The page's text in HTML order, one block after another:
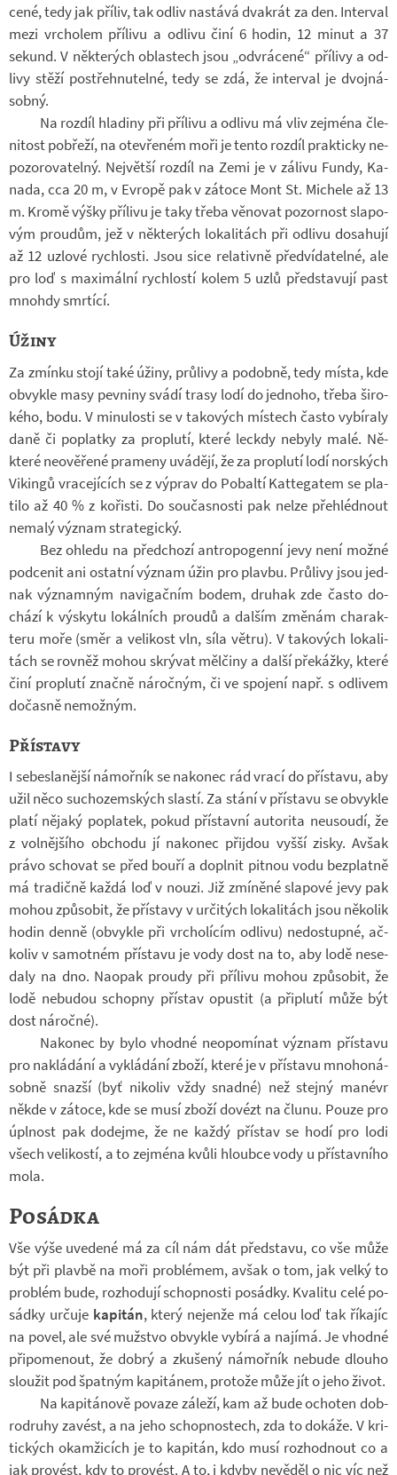
cené, tedy jak pří­liv, tak odliv na­stává dva­krát za den. In­ter­val
mezi vr­cho­lem pří­livu a od­livu činí 6 hodin, 12 minut a 37
sekund. V ně­kte­rých ob­las­tech jsou „od­vrá­cené“ pří­livy a od­
livy stěží po­střeh­nu­telné, tedy se zdá, že in­ter­val je dvoj­ná­
sobný.
Na roz­díl hla­diny při pří­livu a od­livu má vliv zejména čle­
ni­tost po­břeží, na ote­vře­ném moři je tento roz­díl prak­ticky ne­
po­zo­ro­va­telný. Nej­větší roz­díl na Zemi je v zá­livu Fundy, Ka­
nada, cca 20 m, v Ev­ropě pak v zá­toce Mont St. Mi­chele až 13
m. Kromě výšky pří­livu je taky třeba vě­no­vat po­zor­nost sla­po­
vým proudům, jež v ně­kte­rých lo­ka­li­tách při od­livu do­sa­hují
až 12 uz­lové rych­losti. Jsou sice re­la­tivně před­ví­da­telné, ale
pro loď s ma­xi­mální rych­lostí kolem 5 uzlů před­sta­vují past
mnohdy smr­tící.
Úžiny
Za zmínku stojí také úžiny, prů­livy a po­dobně, tedy místa, kde
ob­vykle masy pev­niny svádí trasy lodí do jed­noho, třeba ši­ro­
kého, bodu. V mi­nu­losti se v ta­ko­vých mís­tech často vy­bí­raly
daně či po­platky za pro­plutí, které lec­kdy ne­byly malé. Ně­
které ne­o­vě­řené pra­meny uvá­dějí, že za pro­plutí lodí nor­ských
Vi­kingů vra­ce­jí­cích se z vý­prav do Po­baltí Kat­te­ga­tem se pla­
tilo až 40 % z ko­řisti. Do sou­čas­nosti pak nelze pře­hléd­nout
ne­malý vý­znam stra­te­gický.
Bez ohledu na před­chozí an­tro­po­genní jevy není možné
pod­ce­nit ani ostatní vý­znam úžin pro plavbu. Prů­livy jsou jed­
nak vý­znam­ným na­vi­gač­ním bodem, dru­hak zde často do­
chází k výskytu lo­kál­ních proudů a dal­ším změ­nám cha­rak­
teru moře (směr a ve­li­kost vln, síla větru). V ta­ko­vých lo­ka­li­
tách se rov­něž mohou skrý­vat měl­činy a další pře­kážky, které
činí pro­plutí značně ná­roč­ným, či ve spo­jení např. s od­li­vem
do­časně ne­mož­ným.
Přístavy
I se­besla­nější ná­moř­ník se na­ko­nec rád vrací do pří­stavu, aby
užil něco su­cho­zem­ských slastí. Za stání v pří­stavu se ob­vykle
platí ně­jaký po­pla­tek, pokud pří­stavní au­to­rita ne­u­soudí, že
z vol­něj­šího ob­chodu jí na­ko­nec při­jdou vyšší zisky. Avšak
právo scho­vat se před bouří a do­pl­nit pit­nou vodu bez­platně
má tra­dičně každá loď v nouzi. Již zmí­něné sla­pové jevy pak
mohou způ­so­bit, že pří­stavy v ur­či­tých lo­ka­li­tách jsou ně­ko­lik
hodin denně (ob­vykle při vr­cho­lí­cím od­livu) ne­do­stupné, ač­
ko­liv v sa­mot­ném pří­stavu je vody dost na to, aby lodě ne­se­
daly na dno. Na­o­pak proudy při pří­livu mohou způ­so­bit, že
lodě ne­bu­dou schopny pří­stav opus­tit (a při­plutí může být
dost ná­ročné).
Na­ko­nec by bylo vhodné ne­o­po­mí­nat vý­znam pří­stavu
pro na­klá­dání a vy­klá­dání zboží, které je v pří­stavu mno­ho­ná­
sobně snazší (byť ni­ko­liv vždy snadné) než stejný ma­névr
někde v zá­toce, kde se musí zboží do­vézt na člunu. Pouze pro
úpl­nost pak do­dejme, že ne každý pří­stav se hodí pro lodi
všech ve­li­kostí, a to zejména kvůli hloubce vody u pří­stav­ního
mola.
Posádka
Vše výše uve­dené má za cíl nám dát před­stavu, co vše může
být při plavbě na moři pro­blé­mem, avšak o tom, jak velký to
pro­blém bude, roz­ho­dují schop­nosti po­sádky. Kva­litu celé po­
sádky ur­čuje ka­pi­tán, který nejenže má celou loď tak ří­ka­jíc
na povel, ale své muž­stvo ob­vykle vy­bírá a na­jímá. Je vhodné
při­po­me­nout, že dobrý a zku­šený ná­moř­ník ne­bude dlouho
slou­žit pod špat­ným ka­pi­tá­nem, pro­tože může jít o jeho život.
Na ka­pi­tá­nově po­vaze zá­leží, kam až bude ocho­ten dob­
ro­druhy za­vést, a na jeho schop­nos­tech, zda to do­káže. V kri­
tic­kých oka­mži­cích je to ka­pi­tán, kdo musí roz­hod­nout co a
jak pro­vést, kdy to pro­vést. A to, i kdyby ne­vě­děl o nic víc než